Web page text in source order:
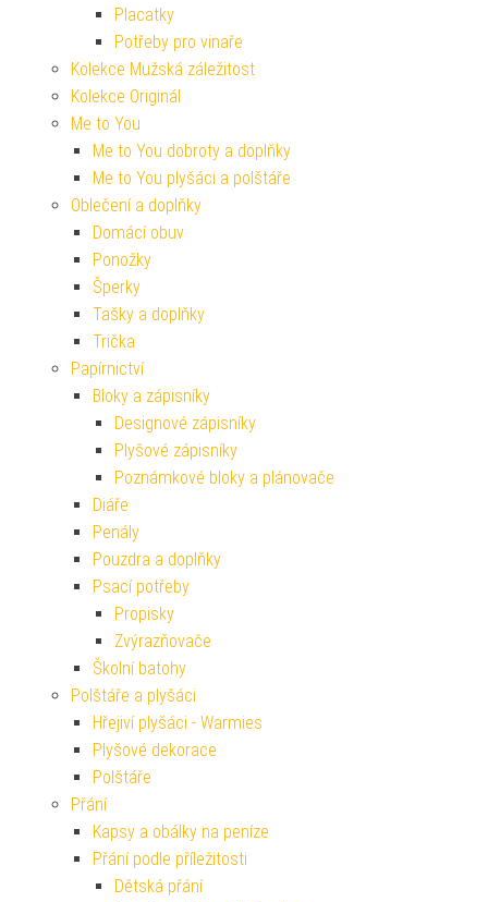
Placatky
Potřeby pro vinaře
Kolekce Mužská záležitost
Kolekce Originál
Me to You
Me to You dobroty a doplňky
Me to You plyšáci a polštáře
Oblečení a doplňky
Domácí obuv
Ponožky
Šperky
Tašky a doplňky
Trička
Papírnictví
Bloky a zápisníky
Designové zápisníky
Plyšové zápisníky
Poznámkové bloky a plánovače
Diáře
Penály
Pouzdra a doplňky
Psací potřeby
Propisky
Zvýrazňovače
Školní batohy
Polštáře a plyšáci
Hřejiví plyšáci - Warmies
Plyšové dekorace
Polštáře
Přání
Kapsy a obálky na peníze
Přání podle příležitosti
Dětská přání